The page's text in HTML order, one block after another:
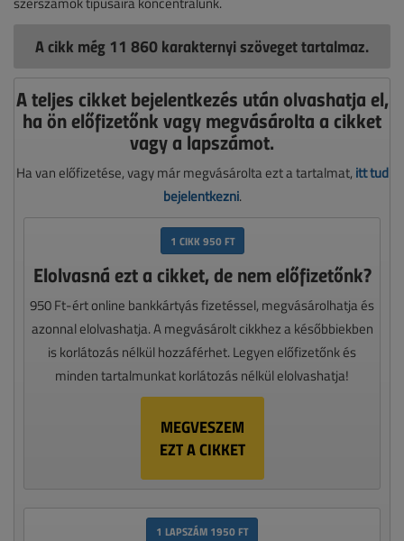
A cikk még 11 860 karakternyi szöveget tartalmaz.
A teljes cikket bejelentkezés után olvashatja el,
ha ön előfizetőnk vagy megvásárolta a cikket
vagy a lapszámot.
Ha van előfizetése, vagy már megvásárolta ezt a tartalmat, itt tud
bejelentkezni.
1 CIKK 950 FT
Elolvasná ezt a cikket, de nem előfizetőnk?
950 Ft-ért online bankkártyás fizetéssel, megvásárolhatja és
azonnal elolvashatja. A megvásárolt cikkhez a későbbiekben
is korlátozás nélkül hozzáférhet. Legyen előfizetőnk és
minden tartalmunkat korlátozás nélkül elolvashatja!
MEGVESZEM
EZT A CIKKET
1 LAPSZÁM 1950 FT